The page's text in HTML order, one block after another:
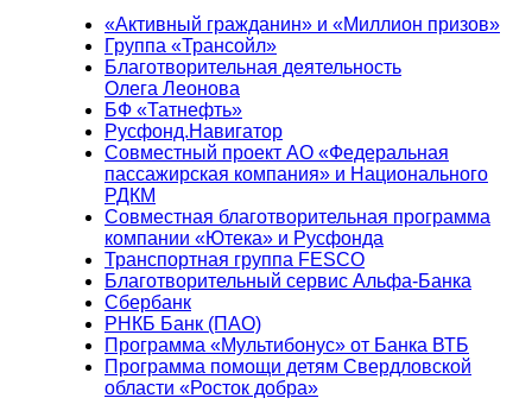
«Активный гражданин» и «Миллион призов»
Группа «Трансойл»
Благотворительная деятельность
Олега Леонова
БФ «Татнефть»
Русфонд.Навигатор
Совместный проект АО «Федеральная
пассажирская компания» и Национального
РДКМ
Совместная благотворительная программа
компании «Ютека» и Русфонда
Транспортная группа FESCO
Благотворительный сервис Альфа-Банка
Сбербанк
РНКБ Банк (ПАО)
Программа «Мультибонус» от Банка ВТБ
Программа помощи детям Свердловской
области «Росток добра»